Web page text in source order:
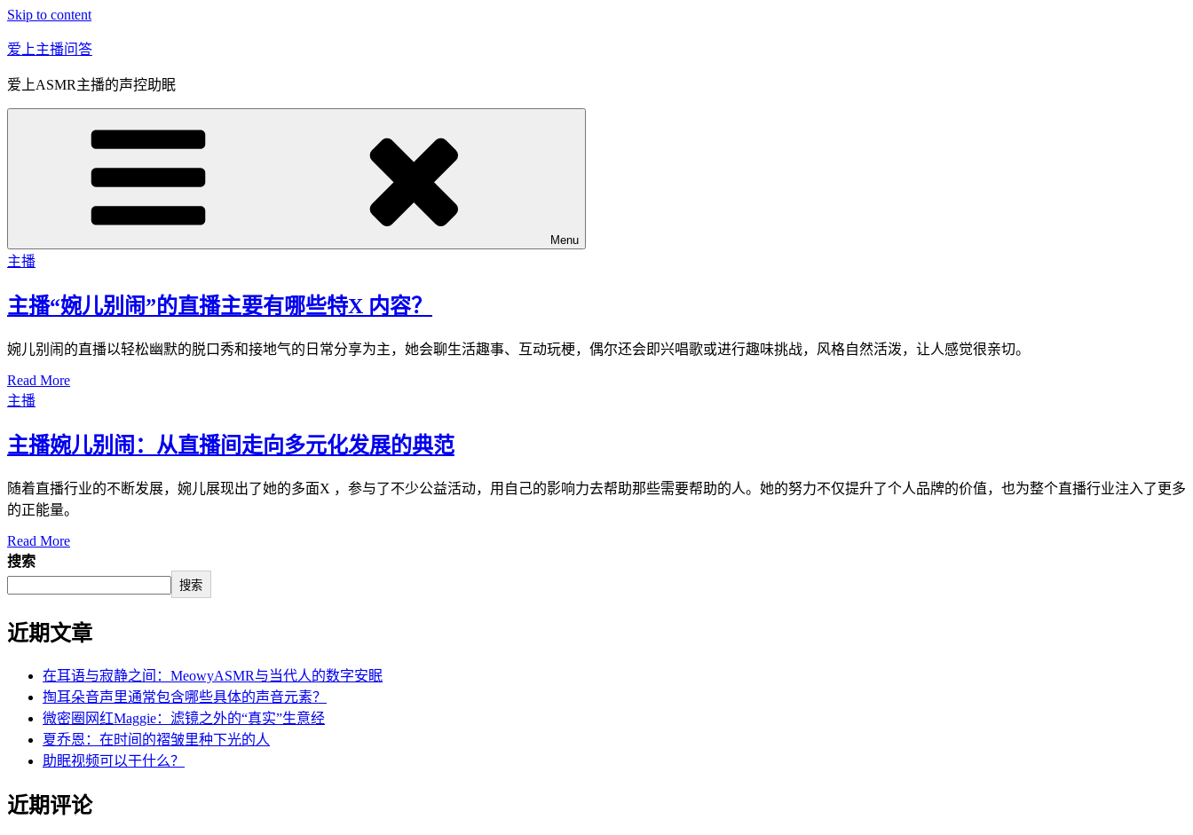
Skip to content
爱上主播问答
爱上ASMR主播的声控助眠
Menu
主播
主播“婉儿别闹”的直播主要有哪些特X 内容？
婉儿别闹的直播以轻松幽默的脱口秀和接地气的日常分享为主，她会聊生活趣事、互动玩梗，偶尔还会即兴唱歌或进行趣味挑战，风格自然活泼，让人感觉很亲切。
Read More
主播
主播婉儿别闹：从直播间走向多元化发展的典范
随着直播行业的不断发展，婉儿展现出了她的多面X ，参与了不少公益活动，用自己的影响力去帮助那些需要帮助的人。她的努力不仅提升了个人品牌的价值，也为整个直播行业注入了更多
的正能量。
Read More
搜索
搜索
近期文章
在耳语与寂静之间：MeowyASMR与当代人的数字安眠
掏耳朵音声里通常包含哪些具体的声音元素？
微密圈网红Maggie：滤镜之外的“真实”生意经
夏乔恩：在时间的褶皱里种下光的人
助眠视频可以干什么？
近期评论